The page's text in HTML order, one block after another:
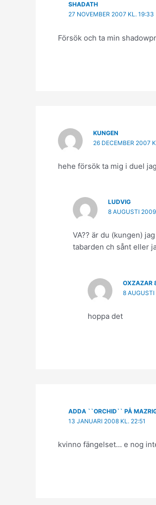
SHADATH
27 NOVEMBER 2007 KL. 19:33
Försök och ta min
KUNGEN
26 DECEMBER 2007
hehe försök ta mig i duel
LUDVIG
8 AUGUSTI
VA?? är du (kungen)
tabarden ch sånt eller
OXZAZAR
8
hoppa det
ADDA ``ORCHID`` PÅ
13 JANUARI 2008 KL. 22:51
kvinno fängelset… e nog